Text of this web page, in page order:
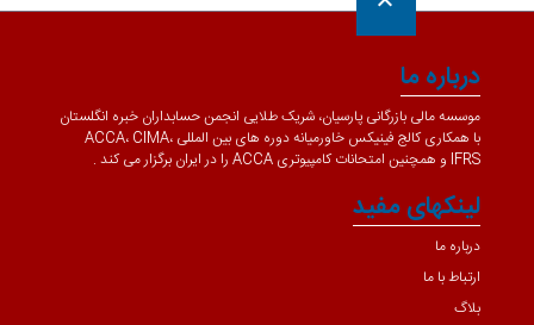
درباره ما
موسسه مالی بازرگانی پارسیان، شریک طلایی انجمن حسابداران خبره انگلستان
با همکاری کالج فینیکس خاورمیانه دوره های بین المللی ACCA، CIMA،
IFRS و همچنین امتحانات کامپیوتری ACCA را در ایران برگزار می کند .
لینکهای مفید
درباره ما
ارتباط با ما
بلاگ